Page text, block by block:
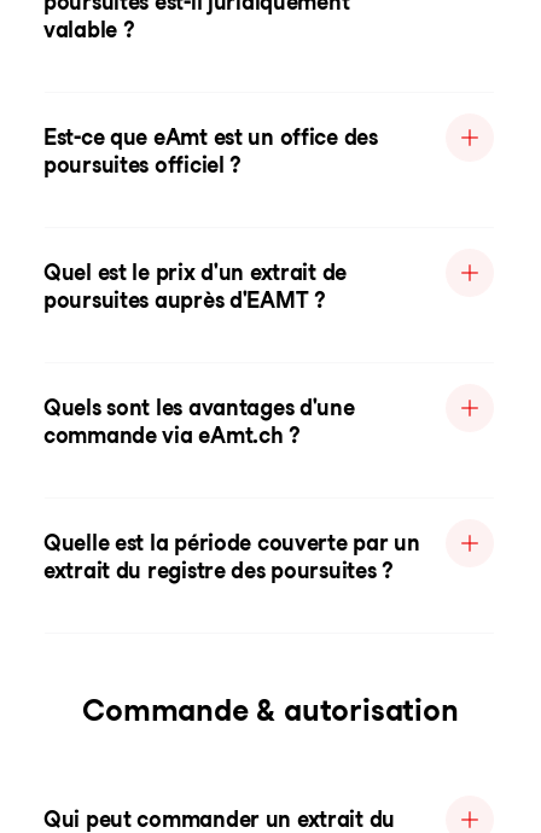
valable ?
Est-ce que eAmt est un office des
poursuites officiel ?
Quel est le prix d'un extrait de
poursuites auprès d'EAMT ?
Quels sont les avantages d'une
commande via eAmt.ch ?
Quelle est la période couverte par un
extrait du registre des poursuites ?
Commande & autorisation
Qui peut commander un extrait du